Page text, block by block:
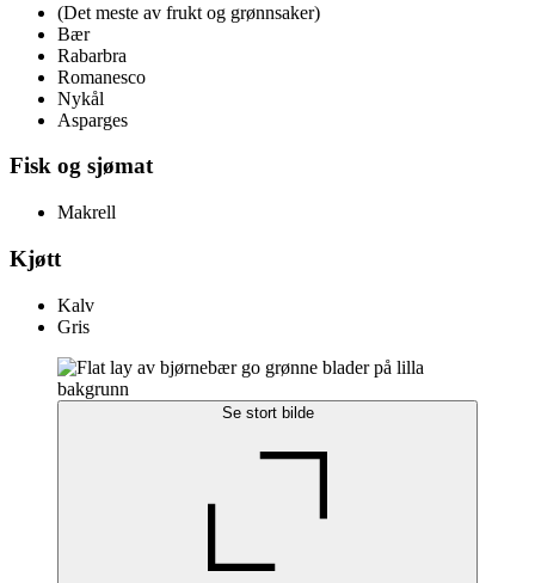
(Det meste av frukt og grønnsaker)
Bær
Rabarbra
Romanesco
Nykål
Asparges
Fisk og sjømat
Makrell
Kjøtt
Kalv
Gris
Se stort bilde